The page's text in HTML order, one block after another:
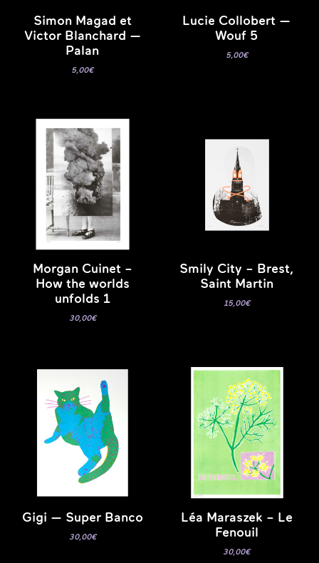
Simon Magad et
Victor Blanchard —
Palan
5,00€
Lucie Collobert —
Wouf 5
5,00€
Morgan Cuinet –
How the worlds
unfolds 1
30,00€
Smily City – Brest,
Saint Martin
15,00€
Gigi — Super Banco
30,00€
Léa Maraszek – Le
Fenouil
30,00€